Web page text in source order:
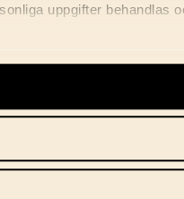
uppgifter behandlas